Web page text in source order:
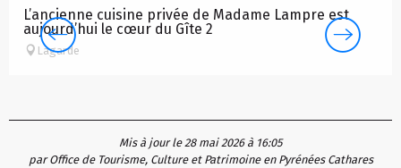
L’ancienne cuisine privée de Madame Lampre est
aujourd’hui le cœur du Gîte 2
Lagarde
Mis à jour le 28 mai 2026 à 16:05
par Office de Tourisme, Culture et Patrimoine en Pyrénées Cathares